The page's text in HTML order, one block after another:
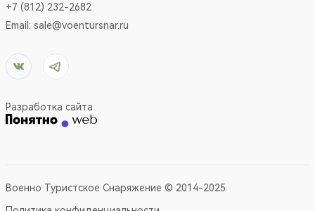
+7 (812) 232-2682
Email: sale@voentursnar.ru
Разработка сайта
Военно Туристское Снаряжение © 2014-2025